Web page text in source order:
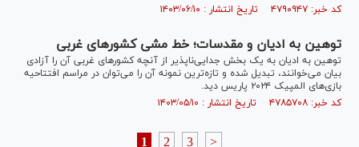
کد خبر: ۴۷۹۰۹۴۷ تاریخ انتشار : ۱۴۰۳/۰۶/۱۰
توهین به ادیان و مقدسات؛ خط مشی کشور‌های غربی
توهین به ادیان به یک بخش جدایی‌ناپذیر از آنچه کشور‌های غربی آن را آزادی
بیان می‌خوانند، تبدیل شده و تازه‌ترین نمونه آن را می‌توان در مراسم افتتاحیه
بازی‌های المپیک ۲۰۲۴ پاریس دید.
کد خبر: ۴۷۸۵۷۰۸ تاریخ انتشار : ۱۴۰۳/۰۵/۱۰
1 2 3 >